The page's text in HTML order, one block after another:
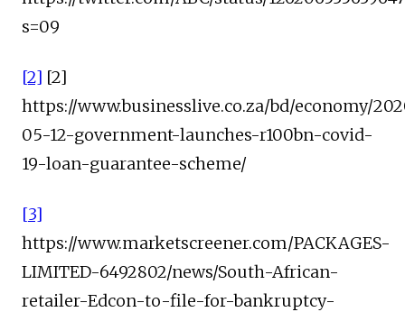
s=09
[2] [2]
https://www.businesslive.co.za/bd/economy/
05-12-government-launches-r100bn-covid-
19-loan-guarantee-scheme/
[3]
https://www.marketscreener.com/PACKAGES-
LIMITED-6492802/news/South-African-
retailer-Edcon-to-file-for-bankruptcy-